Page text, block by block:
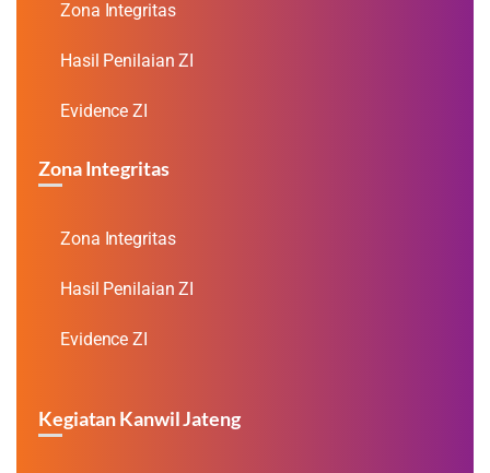
Zona Integritas
Hasil Penilaian ZI
Evidence ZI
Zona Integritas
Zona Integritas
Hasil Penilaian ZI
Evidence ZI
Kegiatan Kanwil Jateng